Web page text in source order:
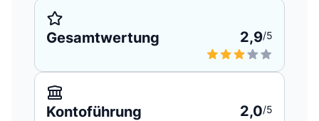
Gesamtwertung 2,9/5
Kontoführung 2,0/5